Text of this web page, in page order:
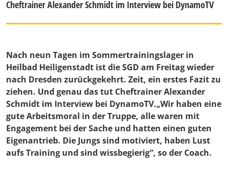
Cheftrainer Alexander Schmidt im Interview bei DynamoTV
Nach neun Tagen im Sommertrainingslager in
Heilbad Heiligenstadt ist die SGD am Freitag wieder
nach Dresden zurückgekehrt. Zeit, ein erstes Fazit zu
ziehen. Und genau das tut Cheftrainer Alexander
Schmidt im Interview bei DynamoTV.„Wir haben eine
gute Arbeitsmoral in der Truppe, alle waren mit
Engagement bei der Sache und hatten einen guten
Eigenantrieb. Die Jungs sind motiviert, haben Lust
aufs Training und sind wissbegierig“, so der Coach.